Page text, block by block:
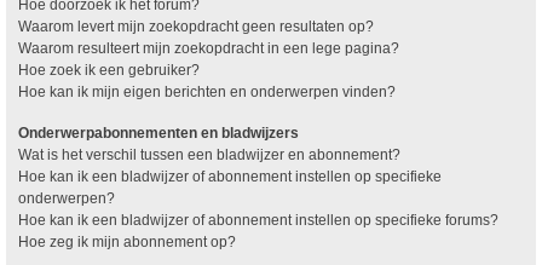
Hoe doorzoek ik het forum?
Waarom levert mijn zoekopdracht geen resultaten op?
Waarom resulteert mijn zoekopdracht in een lege pagina?
Hoe zoek ik een gebruiker?
Hoe kan ik mijn eigen berichten en onderwerpen vinden?
Onderwerpabonnementen en bladwijzers
Wat is het verschil tussen een bladwijzer en abonnement?
Hoe kan ik een bladwijzer of abonnement instellen op specifieke
onderwerpen?
Hoe kan ik een bladwijzer of abonnement instellen op specifieke forums?
Hoe zeg ik mijn abonnement op?